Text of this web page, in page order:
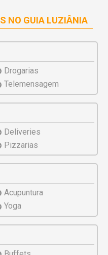
NO GUIA LUZIÂNIA
Drogarias
Telemensagem
Deliveries
Pizzarias
Acupuntura
Yoga